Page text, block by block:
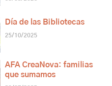
Día de las Bibliotecas
25/10/2025
AFA CreaNova: familias
que sumamos